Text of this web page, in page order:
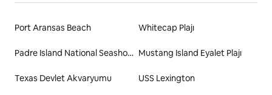
Port Aransas Beach Whitecap Plajı
Padre Island National Seashore Mustang Island Eyalet Plajı
Texas Devlet Akvaryumu USS Lexington